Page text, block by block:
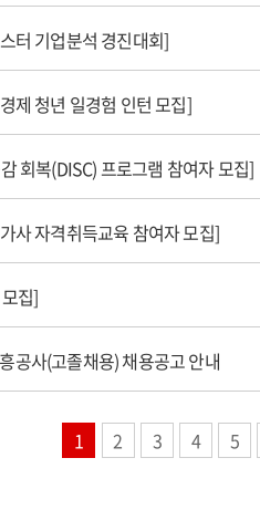
터 기업분석 경진대회]
제 청년 일경험 인턴 모집]
회복(DISC) 프로그램 참여자 모집]
사 자격취득교육 참여자 모집]
집]
공사(고졸채용) 채용공고 안내
1 2 3 4 5